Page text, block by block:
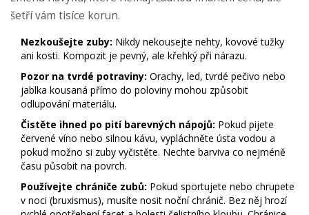
šetří vám tisíce korun.
Nezkoušejte zuby: Nikdy nekousejte nehty, kovové tužky
ani kosti. Kompozit je pevný, ale křehký při nárazu.
Pozor na tvrdé potraviny: Orachy, led, tvrdé pečivo nebo
jablka kousaná přímo do poloviny mohou způsobit
odlupování materiálu.
Čistěte ihned po pití barevných nápojů: Pokud pijete
červené víno nebo silnou kávu, vypláchněte ústa vodou a
pokud možno si zuby vyčistěte. Nechte barviva co nejméně
času působit na povrch.
Používejte chrániče zubů: Pokud sportujete nebo chrupete
v noci (bruxismus), musíte nosit noční chránič. Bez něj hrozí